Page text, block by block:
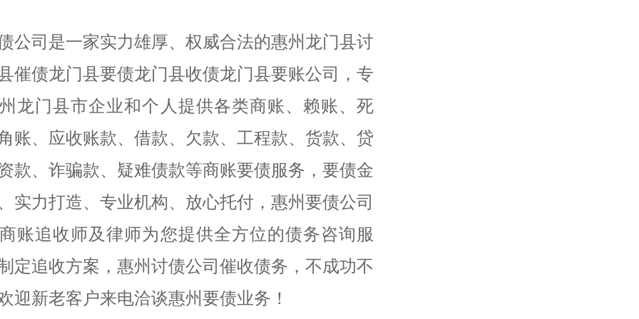
公司是一家实力雄厚、权威合法的惠州龙门县讨
催债龙门县要债龙门县收债龙门县要账公司，专
龙门县市企业和个人提供各类商账、赖账、死
账、应收账款、借款、欠款、工程款、货款、贷
款、诈骗款、疑难债款等商账要债服务，要债金
实力打造、专业机构、放心托付，惠州要债公司
账追收师及律师为您提供全方位的债务咨询服
定追收方案，惠州讨债公司催收债务，不成功不
迎新老客户来电洽谈惠州要债业务！